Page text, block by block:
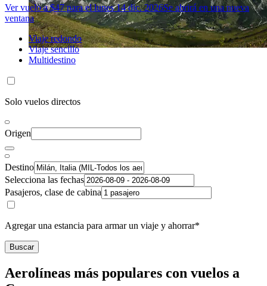
Ver vuelo a $47 para el lunes 14 dic. 2026Se abrirá en una nueva
ventana
Viaje redondo
Viaje sencillo
Multidestino
Solo vuelos directos
Origen
Destino
Selecciona las fechas
Pasajeros, clase de cabina
Agregar una estancia para armar un viaje y ahorrar*
Buscar
Aerolíneas más populares con vuelos a